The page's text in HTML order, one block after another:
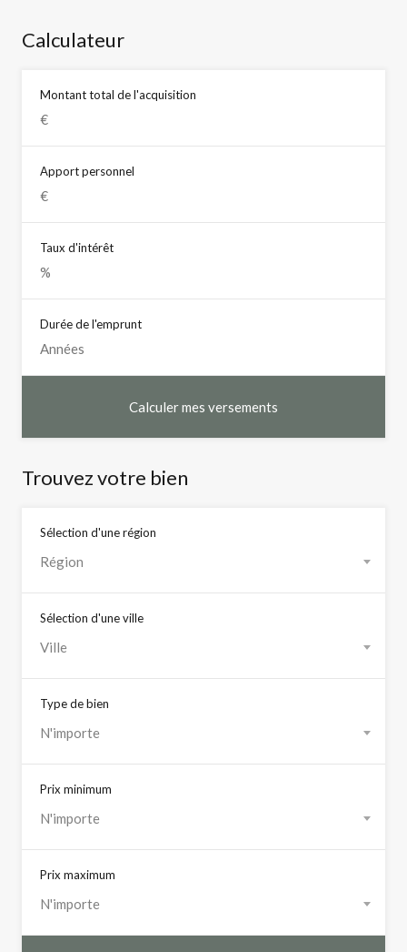
Calculateur
Montant total de l'acquisition
Apport personnel
Taux d'intérêt
Durée de l'emprunt
Trouvez votre bien
Sélection d'une région
Région
Sélection d'une ville
Ville
Type de bien
N'importe
Prix minimum
N'importe
Prix maximum
N'importe